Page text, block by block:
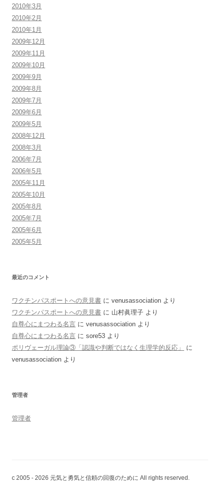
2010年3月
2010年2月
2010年1月
2009年12月
2009年11月
2009年10月
2009年9月
2009年8月
2009年7月
2009年6月
2009年5月
2008年12月
2008年3月
2006年7月
2006年5月
2005年11月
2005年10月
2005年8月
2005年7月
2005年6月
2005年5月
最近のコメント
ワクチンパスポートへの意見書 に venusassociation より
ワクチンパスポートへの意見書 に 山村眞理子 より
自尊心にまつわる名言 に venusassociation より
自尊心にまつわる名言 に sore53 より
ポリヴェーガル理論③「認識や判断ではなく生理学的反応」
に
venusassociation より
管理者
管理者
c 2005 - 2026 元気と勇気と信頼の回復のために All rights reserved.